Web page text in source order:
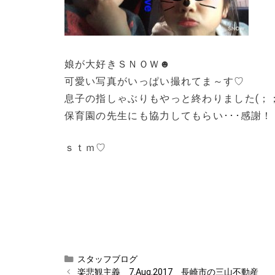
娘が大好きＳＮＯＷ☻
可愛い写真がいっぱい撮れてま～す♡
息子の指しゃぶりもやっと終わりました(；
保育園の先生にも協力してもらい･･･感謝！
ｓｔｍ♡
カ
テ
スタッフブログ
楽悲観主義 7.Aug.2017 長崎市の三山不動産